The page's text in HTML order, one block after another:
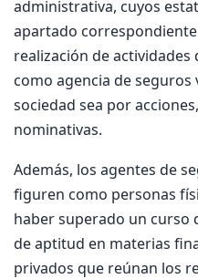
administrativa, cuyos
apartado
realización de
como agencia de seguros
sociedad sea por
nominativas.
Además, los agentes de
figuren como personas
haber superado un curso
de aptitud en materias
privados que reúnan los